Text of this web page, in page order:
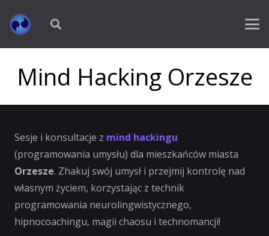
Mind Hacking Orzesze
Sesje i konsultacje z mind hackingu
(programowania umysłu) dla mieszkańców miasta
Orzesze. Zhakuj swój umysł i przejmij kontrolę nad
własnym życiem, korzystając z technik
programowania neurolingwistycznego,
hipnocoachingu, magii chaosu i technomancji!